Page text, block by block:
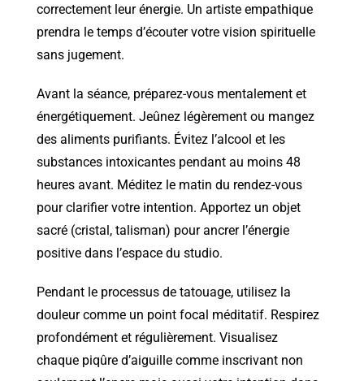
correctement leur énergie. Un artiste empathique
prendra le temps d’écouter votre vision spirituelle
sans jugement.
Avant la séance, préparez-vous mentalement et
énergétiquement. Jeûnez légèrement ou mangez
des aliments purifiants. Évitez l’alcool et les
substances intoxicantes pendant au moins 48
heures avant. Méditez le matin du rendez-vous
pour clarifier votre intention. Apportez un objet
sacré (cristal, talisman) pour ancrer l’énergie
positive dans l’espace du studio.
Pendant le processus de tatouage, utilisez la
douleur comme un point focal méditatif. Respirez
profondément et régulièrement. Visualisez
chaque piqûre d’aiguille comme inscrivant non